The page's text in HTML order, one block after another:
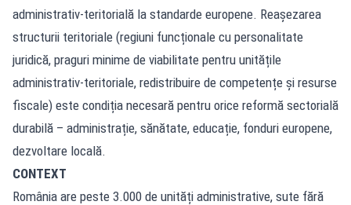
administrativ-teritorială la standarde europene. Reașezarea
structurii teritoriale (regiuni funcționale cu personalitate
juridică, praguri minime de viabilitate pentru unitățile
administrativ-teritoriale, redistribuire de competențe și resurse
fiscale) este condiția necesară pentru orice reformă sectorială
durabilă – administrație, sănătate, educație, fonduri europene,
dezvoltare locală.
CONTEXT
România are peste 3.000 de unități administrative, sute fără